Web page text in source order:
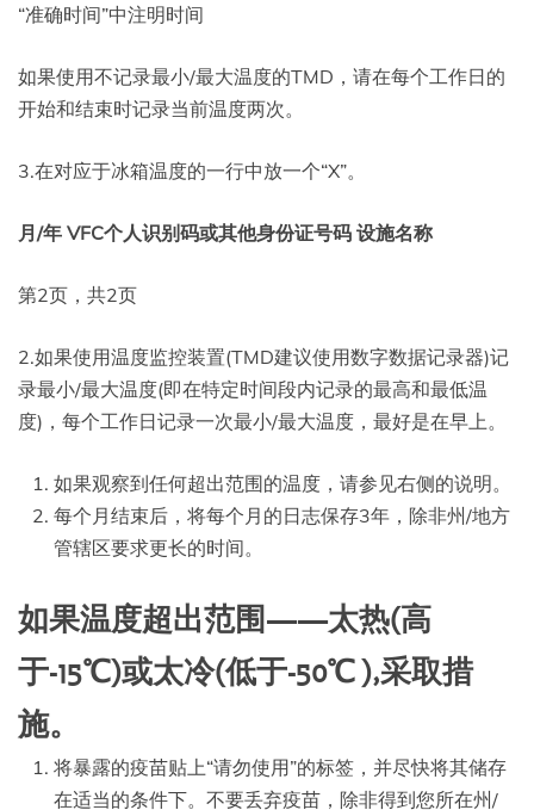
“准确时间”中注明时间
如果使用不记录最小/最大温度的TMD，请在每个工作日的
开始和结束时记录当前温度两次。
3.在对应于冰箱温度的一行中放一个“X”。
月/年 VFC个人识别码或其他身份证号码 设施名称
第2页，共2页
2.如果使用温度监控装置(TMD建议使用数字数据记录器)记
录最小/最大温度(即在特定时间段内记录的最高和最低温
度)，每个工作日记录一次最小/最大温度，最好是在早上。
如果观察到任何超出范围的温度，请参见右侧的说明。
每个月结束后，将每个月的日志保存3年，除非州/地方
管辖区要求更长的时间。
如果温度超出范围——太热(高
于-15℃)或太冷(低于-50℃ ),采取措
施。
将暴露的疫苗贴上“请勿使用”的标签，并尽快将其储存
在适当的条件下。不要丢弃疫苗，除非得到您所在州/